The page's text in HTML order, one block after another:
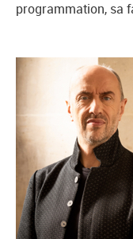
programmation, sa